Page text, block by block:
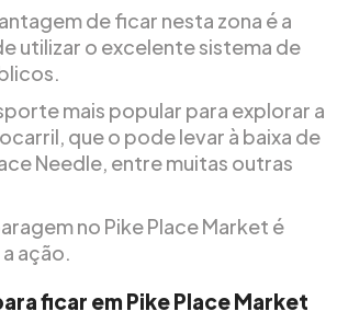
de ficar nesta zona é a
utilizar o excelente sistema de
mais popular para explorar a
que o pode levar à baixa de
Needle, entre muitas outras
no Pike Place Market é
ação.
ficar em Pike Place Market